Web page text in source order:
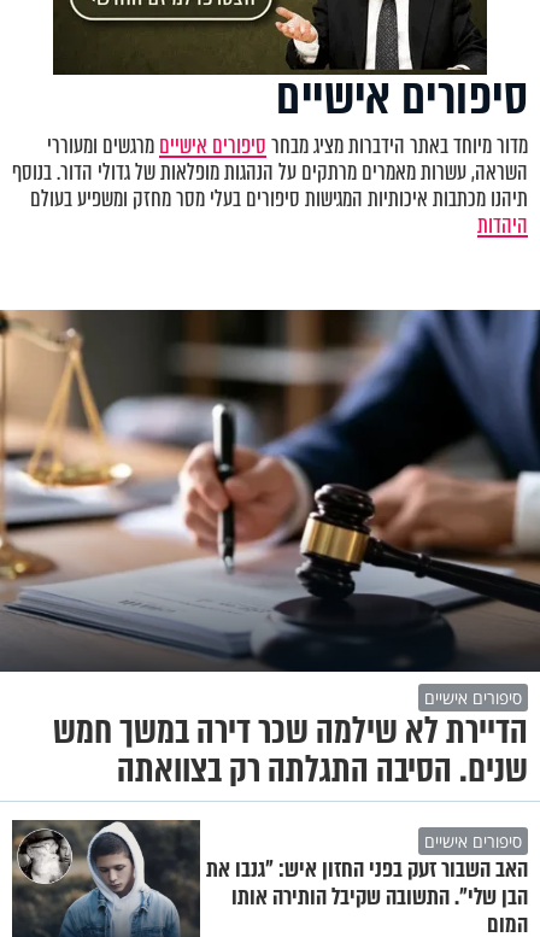
סיפורים אישיים
מדור מיוחד באתר הידברות מציג מבחרסיפורים אישייםמרגשים ומעוררי
השראה, עשרות מאמרים מרתקים על הנהגות מופלאות של גדולי הדור. בנוסף
תיהנו מכתבות איכותיות המגישות סיפורים בעלי מסר מחזק ומשפיע בעולם
היהדות
סיפורים אישיים
הדיירת לא שילמה שכר דירה במשך חמש
שנים. הסיבה התגלתה רק בצוואתה
סיפורים אישיים
האב השבור זעק בפני החזון איש: "גנבו את
הבן שלי". התשובה שקיבל הותירה אותו
המום